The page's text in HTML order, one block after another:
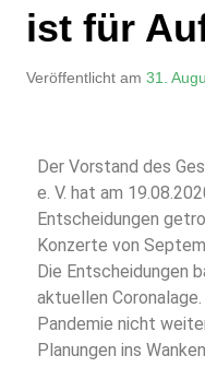
ist für
Veröffentlicht am 31.
Der Vorstand des
e. V. hat am
Entscheidungen
Konzerte von
Die Entscheidungen
aktuellen
Pandemie nicht
Planungen ins